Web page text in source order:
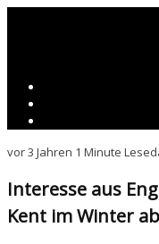
vor 3 Jahren 1 Minute
Interesse aus
Kent im Winter